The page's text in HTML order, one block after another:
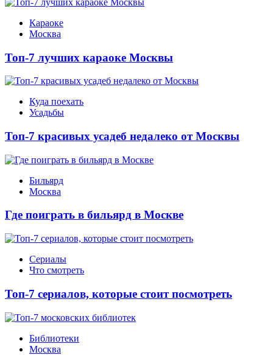
Караоке
Москва
Топ-7 лучших караоке Москвы
Куда поехать
Усадьбы
Топ-7 красивых усадеб недалеко от Москвы
Бильярд
Москва
Где поиграть в бильярд в Москве
Сериалы
Что смотреть
Топ-7 сериалов, которые стоит посмотреть
Библиотеки
Москва